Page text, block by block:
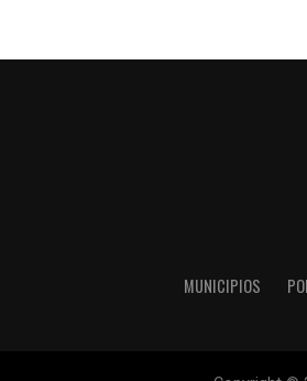
MUNICIPIOS